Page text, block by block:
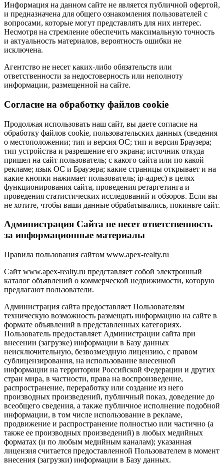
Информация на данном сайте не является публичной офертой,
и предназначена для общего ознакомления пользователей с
вопросами, которые могут представлять для них интерес.
Несмотря на стремление обеспечить максимальную точность
и актуальность материалов, вероятность ошибки не
исключена.
Агентство не несет каких-либо обязательств или
ответственности за недостоверность или неполноту
информации, размещенной на сайте.
Cогласие на обработку файлов cookie
Продолжая использовать наш сайт, вы даете согласие на
обработку файлов cookie, пользовательских данных (сведения
о местоположении; тип и версия ОС; тип и версия Браузера;
тип устройства и разрешение его экрана; источник откуда
пришел на сайт пользователь; с какого сайта или по какой
рекламе; язык ОС и Браузера; какие страницы открывает и на
какие кнопки нажимает пользователь; ip-адрес) в целях
функционирования сайта, проведения ретаргетинга и
проведения статистических исследований и обзоров. Если вы
не хотите, чтобы ваши данные обрабатывались, покиньте сайт.
Администрация Сайта не несет ответственность
за информационные материалы
Правила пользования сайтом www.apex-realty.ru
Сайт www.apex-realty.ru представляет собой электронный
каталог объявлений о коммерческой недвижимости, которую
предлагают пользователи.
Администрация сайта предоставляет Пользователям
техническую возможность размещать информацию на сайте в
формате объявлений в представленных категориях.
Пользователь предоставляет Администрации сайта при
внесении (загрузке) информации в Базу данных
неисключительную, безвозмездную лицензию, с правом
сублицензирования, на использование внесенной
информации на территории Российской Федерации и других
стран мира, в частности, права на воспроизведение,
распространение, переработку или создание из него
производных произведений, публичный показ, доведение до
всеобщего сведения, а также публичное исполнение подобной
информации, в том числе использование в рекламе,
продвижение и распространение полностью или частично (а
также ее производных произведений) в любых медийных
форматах (и по любым медийным каналам); указанная
лицензия считается предоставленной Пользователем в момент
внесения (загрузки) информации в Базу данных.